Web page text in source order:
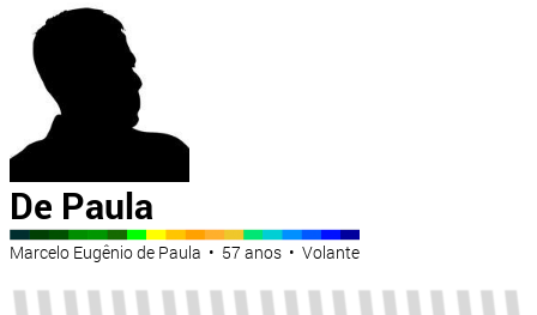
De Paula
Marcelo Eugênio de Paula • 57 anos • Volante